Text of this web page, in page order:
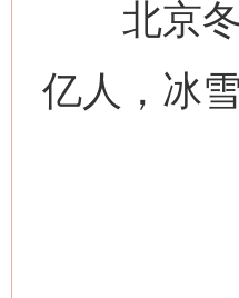
北京冬
亿人，冰